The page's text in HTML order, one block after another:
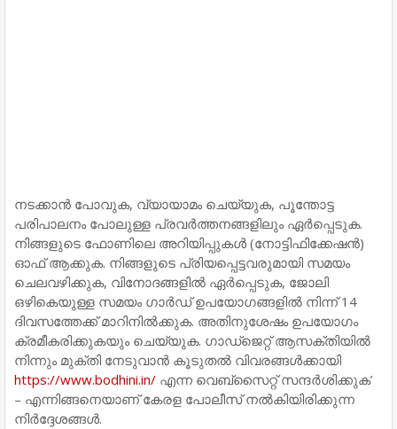
നടക്കാൻ പോവുക, വ്യായാമം ചെയ്യുക, പൂന്തോട്ട
പരിപാലനം പോലുള്ള പ്രവർത്തനങ്ങളിലും ഏർപ്പെടുക.
നിങ്ങളുടെ ഫോണിലെ അറിയിപ്പുകൾ (നോട്ടിഫിക്കേഷൻ)
ഓഫ് ആക്കുക. നിങ്ങളുടെ പ്രിയപ്പെട്ടവരുമായി സമയം
ചെലവഴിക്കുക, വിനോദങ്ങളിൽ ഏർപ്പെടുക, ജോലി
ഒഴികെയുള്ള സമയം ഗാർഡ് ഉപയോഗങ്ങളിൽ നിന്ന് 14
ദിവസത്തേക്ക് മാറിനിൽക്കുക. അതിനുശേഷം ഉപയോഗം
ക്രമീകരിക്കുകയും ചെയ്യുക. ഗാഡ്ജെറ്റ് ആസക്തിയിൽ
നിന്നും മുക്തി നേടുവാൻ കൂടുതൽ വിവരങ്ങൾക്കായി
https://www.bodhini.in/ എന്ന വെബ്സൈറ്റ് സന്ദർശിക്കുക’
– എന്നിങ്ങനെയാണ് കേരള പോലീസ് നൽകിയിരിക്കുന്ന
നിർദ്ദേശങ്ങൾ.